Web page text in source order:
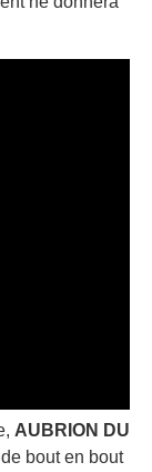
AUBRION DU
bout en bout